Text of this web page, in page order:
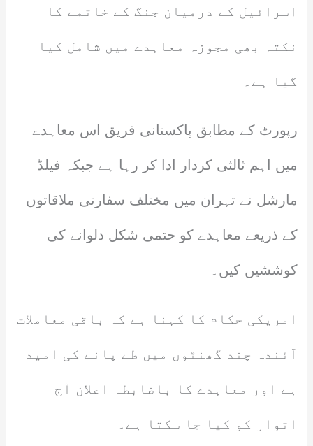
اسرائیل کے درمیان جنگ کے خاتمے کا
نکتہ بھی مجوزہ معاہدے میں شامل کیا
گیا ہے۔
رپورٹ کے مطابق پاکستانی فریق اس معاہدے
میں اہم ثالثی کردار ادا کر رہا ہے جبکہ فیلڈ
مارشل نے تہران میں مختلف سفارتی ملاقاتوں
کے ذریعے معاہدے کو حتمی شکل دلوانے کی
کوششیں کیں۔
امریکی حکام کا کہنا ہے کہ باقی معاملات
آئندہ چند گھنٹوں میں طے پانے کی امید
ہے اور معاہدے کا باضابطہ اعلان آج
اتوار کو کیا جا سکتا ہے۔